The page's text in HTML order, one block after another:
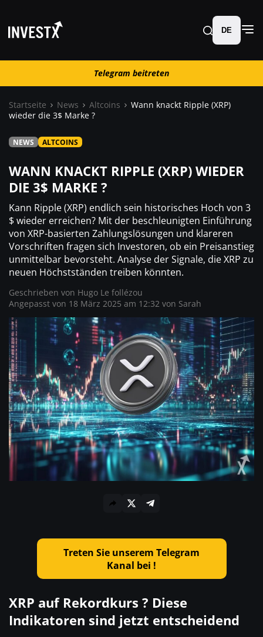
Telegram beitreten
News
Trading
Wo kaufen ?
Casino
DE
Telegram beitreten
Startseite News Altcoins
Wann knackt Ripple (XRP)
wieder die 3$ Marke ?
NEWS ALTCOINS
WANN KNACKT RIPPLE (XRP) WIEDER
DIE 3$ MARKE ?
Kann Ripple (XRP) endlich sein historisches Hoch von 3
$ wieder erreichen? Mit der beschleunigten Einführung
von XRP-basierten Zahlungslösungen und klareren
Vorschriften fragen sich Investoren, ob ein Preisanstieg
unmittelbar bevorsteht. Analyse der Signale, die XRP zu
neuen Höchstständen treiben könnten.
Geschrieben von Hugo Le follézou
Angepasst von 18 März 2025 am 12:32 von Sarah
Treten Sie unserem Telegram
Kanal bei !
XRP auf Rekordkurs ? Diese
Indikatoren sind jetzt entscheidend